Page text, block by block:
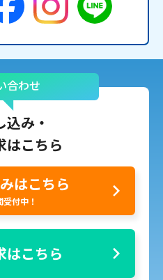
合わせ
込み・
はこちら
はこちら
付中！
はこちら